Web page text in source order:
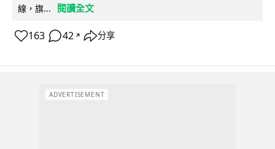
線，旗...
閱讀全文
163 42 ↗ 分享
ADVERTISEMENT